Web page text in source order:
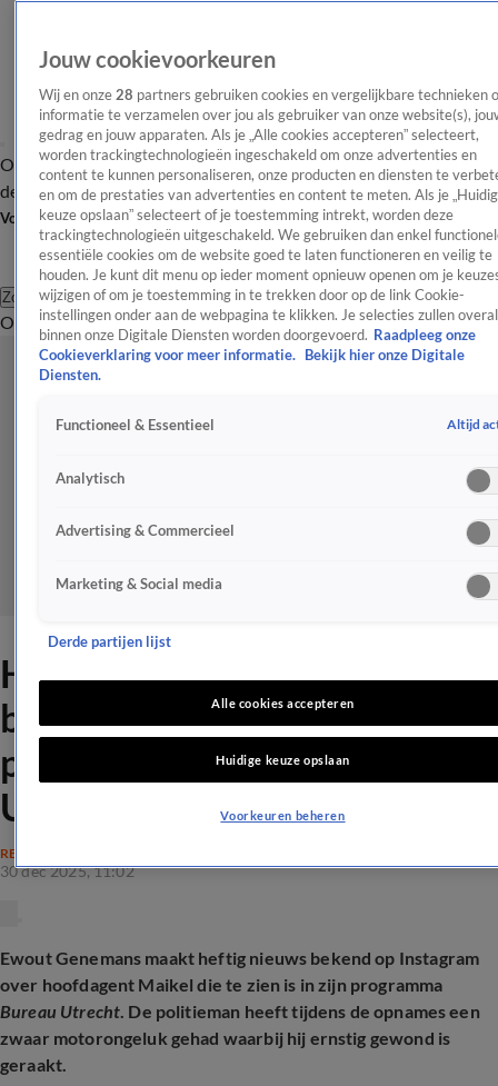
OverzichtAfleveringen Entertainment TV Algemeen
Tip
de redactieNieuwsbrief
Volg Shownieuws
Zoeken
OverzichtEntertainmentSpraakmakendRealityCrimeVideo's
Heftig nieuws
bekendgemaakt over
politieman uit Bureau
Utrecht
REALITY
30 dec 2025, 11:02
Ewout Genemans maakt heftig nieuws bekend op Instagram
over hoofdagent Maikel die te zien is in zijn programma
Bureau Utrecht. De politieman heeft tijdens de opnames een
zwaar motorongeluk gehad waarbij hij ernstig gewond is
geraakt.
Jouw cookievoorkeuren
Wij en onze 28 partners gebruiken cookies en vergelijkbare technieken
informatie te verzamelen over jou als gebruiker van onze website(s),
gedrag en jouw apparaten. Als je „Alle cookies accepteren” selecteert,
worden trackingtechnologieën ingeschakeld om onze advertenties en
content te kunnen personaliseren, onze producten en diensten te
en om de prestaties van advertenties en content te meten. Als je
keuze opslaan” selecteert of je toestemming intrekt, worden deze
trackingtechnologieën uitgeschakeld. We gebruiken dan enkel
essentiële cookies om de website goed te laten functioneren en veilig te
houden. Je kunt dit menu op ieder moment opnieuw openen om je
wijzigen of om je toestemming in te trekken door op de link Cookie-
instellingen onder aan de webpagina te klikken. Je selecties zullen overal
binnen onze Digitale Diensten worden doorgevoerd. Raadpleeg onze
Cookieverklaring voor meer informatie.
Bekijk hier onze Digitale
Diensten.
Functioneel & Essentieel Altijd
Analytisch
Advertising & Commercieel
Marketing & Social media
Derde partijen lijst
Alle cookies accepteren
Huidige keuze opslaan
Voorkeuren beheren